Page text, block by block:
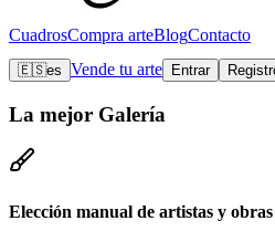
CuadrosCompra arteBlogContacto
🇪🇸es Vende tu arte Entrar
La mejor Galería
Elección manual de artistas y obras